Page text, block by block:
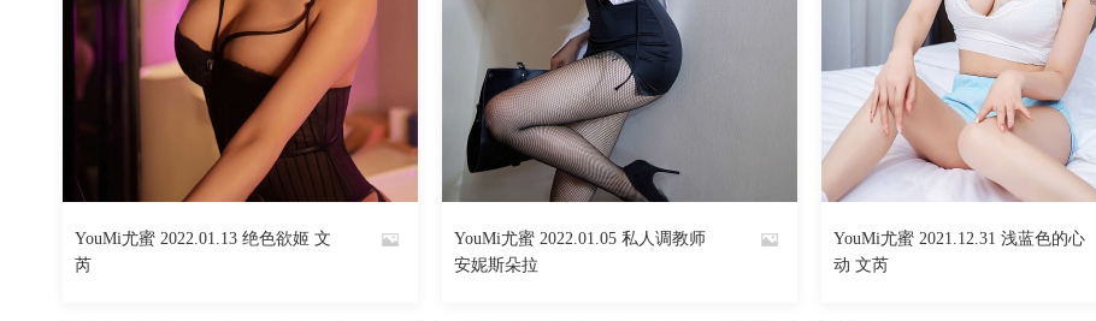
阅读 0 回复
By
YouMi尤蜜 2022.01.13 绝色欲姬 文
芮
4141
By
YouMi尤蜜 2022.01.05 私人调教师
安妮斯朵拉
2964 阅读
By
YouMi尤蜜 2021.12.31 浅蓝色的心
动 文芮